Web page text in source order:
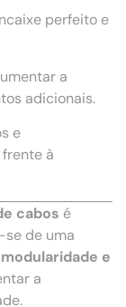
perfeito e
a
adicionais.
e
à
cabos é
se de uma
e
a